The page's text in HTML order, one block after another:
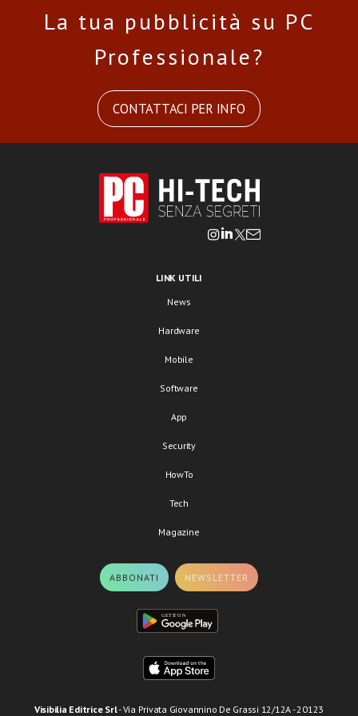
La tua pubblicità su PC
Professionale?
CONTATTACI PER INFO
LINK UTILI
News
Hardware
Mobile
Software
App
Security
HowTo
Tech
Magazine
ABBONATI NEWSLETTER
Visibilia Editrice Srl- Via Privata Giovannino De Grassi 12/12A - 20123